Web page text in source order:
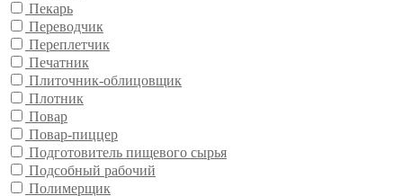
Пекарь
Переводчик
Переплетчик
Печатник
Плиточник-облицовщик
Плотник
Повар
Повар-пиццер
Подготовитель пищевого сырья
Подсобный рабочий
Полимерщик